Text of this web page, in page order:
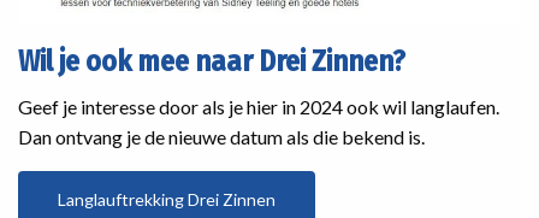
Wil je ook mee naar Drei Zinnen?
Geef je interesse door als je hier in 2024 ook wil langlaufen.
Dan ontvang je de nieuwe datum als die bekend is.
Langlauftrekking Drei Zinnen